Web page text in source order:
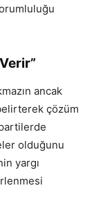
ancak
çözüm
olduğunu
yargı